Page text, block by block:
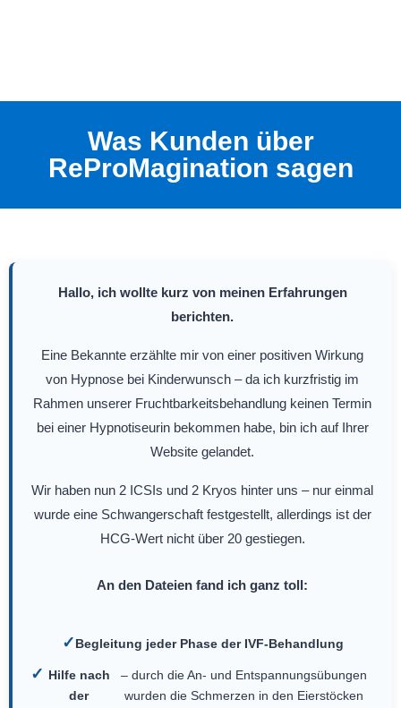
Was Kunden über
ReProMagination sagen
Hallo, ich wollte kurz von meinen Erfahrungen
berichten.
Eine Bekannte erzählte mir von einer positiven Wirkung
von Hypnose bei Kinderwunsch – da ich kurzfristig im
Rahmen unserer Fruchtbarkeitsbehandlung keinen Termin
bei einer Hypnotiseurin bekommen habe, bin ich auf Ihrer
Website gelandet.
Wir haben nun 2 ICSIs und 2 Kryos hinter uns – nur einmal
wurde eine Schwangerschaft festgestellt, allerdings ist der
HCG-Wert nicht über 20 gestiegen.
An den Dateien fand ich ganz toll:
Begleitung jeder Phase der IVF-Behandlung
Hilfe nach
der
– durch die An- und Entspannungsübungen
wurden die Schmerzen in den Eierstöcken